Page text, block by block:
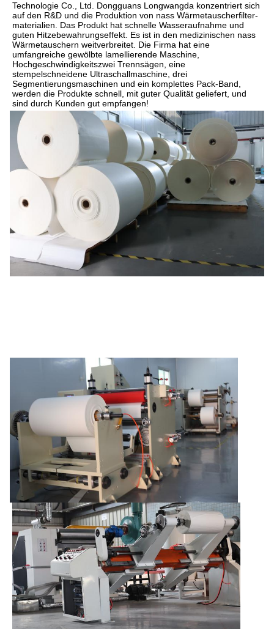
Technologie Co., Ltd. Dongguans Longwangda konzentriert sich
auf den R&D und die Produktion von nass Wärmetauscherfilter-
materialien. Das Produkt hat schnelle Wasseraufnahme und
guten Hitzebewahrungseffekt. Es ist in den medizinischen nass
Wärmetauschern weitverbreitet. Die Firma hat eine
umfangreiche gewölbte lamellierende Maschine,
Hochgeschwindigkeitszwei Trennsägen, eine
stempelschneidene Ultraschallmaschine, drei
Segmentierungsmaschinen und ein komplettes Pack-Band,
werden die Produkte schnell, mit guter Qualität geliefert, und
sind durch Kunden gut empfangen!